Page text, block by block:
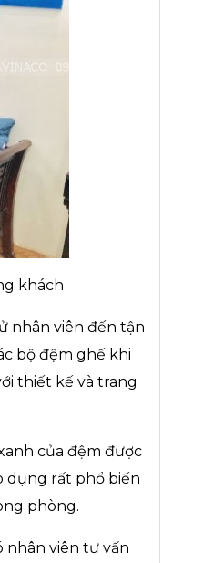
khách
nhân viên đến tận
bộ đệm ghế khi
thiết kế và trang
của đệm được
dụng rất phổ biến
phòng.
nhân viên tư vấn